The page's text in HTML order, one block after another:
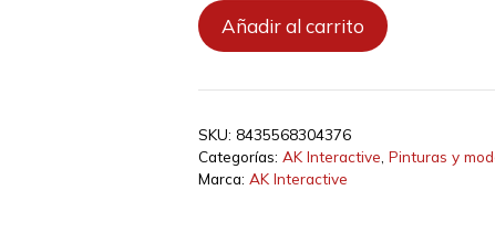
AK11204
-
Metallic
17ml
cantidad
Añadir al carrito
SKU: 8435568304376
Categorías: AK Interactive Pinturas y
Marca: AK Interactive